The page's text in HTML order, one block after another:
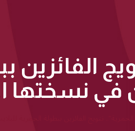
الفائزين
في نسختها